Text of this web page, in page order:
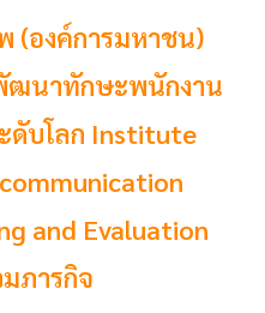
(องค์การมหาชน)
ฒนาทักษะพนักงาน
ดับโลก Institute
and Evaluation
ภารกิจ